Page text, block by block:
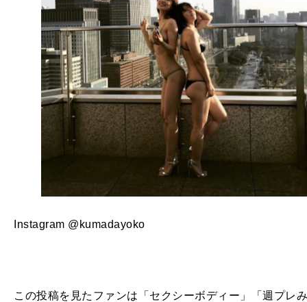
Instagram @kumadayoko
この投稿を見たファンは「セクシーボディー」「週プレ